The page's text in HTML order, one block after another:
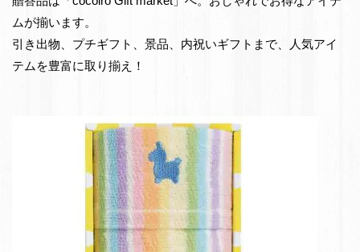
返
ムが揃います。
引き出物、プチギフト、景品、内祝いギフトまで、人気アイ
テムを豊富に取り揃え！